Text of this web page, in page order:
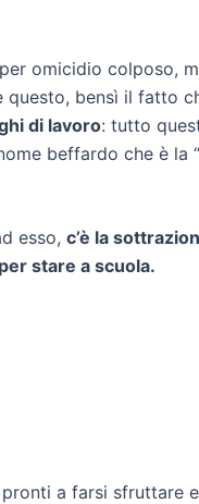
omicidio colposo,
bensì il fatto
di lavoro: tutto
beffardo che è la
esso, c’è la
stare a scuola.
a farsi sfruttare